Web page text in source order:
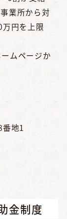
業所から対
円を上限
ムページか
地1
金制度